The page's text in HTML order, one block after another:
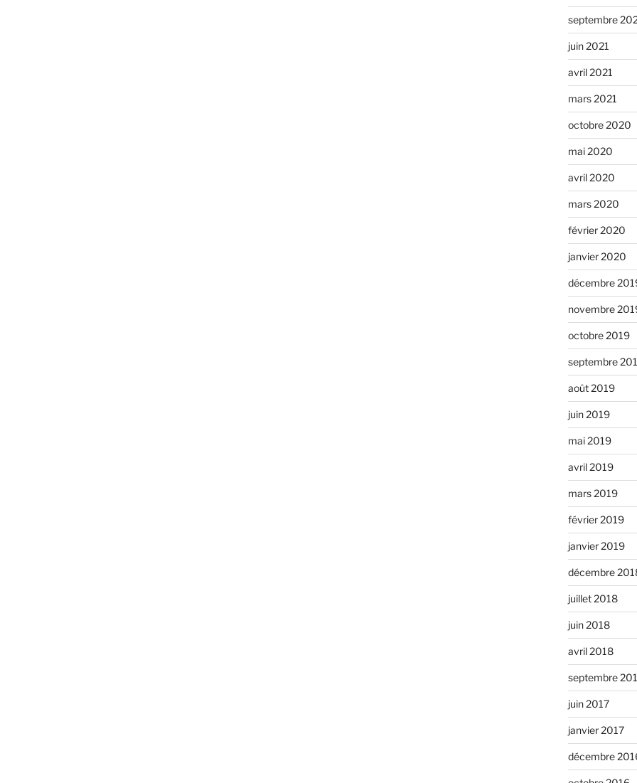
septembre
juin 2021
avril 2021
mars 2021
octobre 2020
mai 2020
avril 2020
mars 2020
février 2020
janvier 2020
décembre
novembre
octobre 2019
septembre
août 2019
juin 2019
mai 2019
avril 2019
mars 2019
février 2019
janvier 2019
décembre
juillet 2018
juin 2018
avril 2018
septembre
juin 2017
janvier 2017
décembre